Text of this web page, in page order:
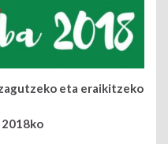
eta eraikitzeko